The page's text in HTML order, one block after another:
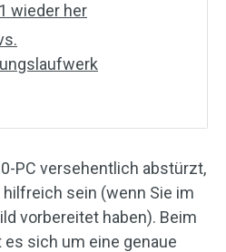
wieder her
PC versehentlich abstürzt,
sein (wenn Sie im
vorbereitet haben). Beim
sich um eine genaue